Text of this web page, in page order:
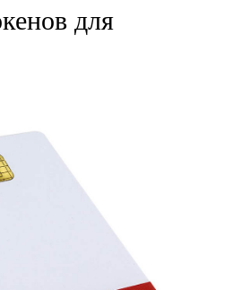
для